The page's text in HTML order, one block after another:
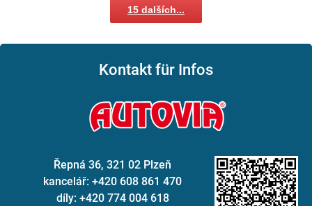
15 dalších...
Kontakt für Infos
Řepná 36, 321 02 Plzeň
kancelář: +420 608 861 470
díly: +420 774 004 618